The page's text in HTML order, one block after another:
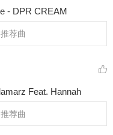
- DPR CREAM
荐曲
Feat. Hannah
荐曲